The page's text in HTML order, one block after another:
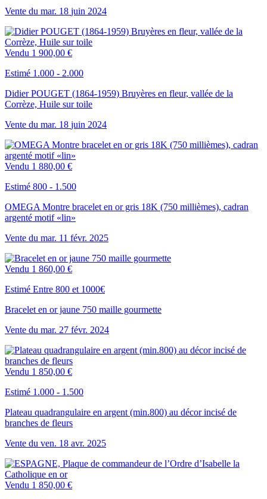
Vente du mar. 18 juin 2024
Vendu 1 900,00 €
Estimé 1.000 - 2.000
Didier POUGET (1864-1959) Bruyères en fleur, vallée de la
Corrèze, Huile sur toile
Vente du mar. 18 juin 2024
Vendu 1 880,00 €
Estimé 800 - 1.500
OMEGA Montre bracelet en or gris 18K (750 millièmes), cadran
argenté motif «lin»
Vente du mar. 11 févr. 2025
Vendu 1 860,00 €
Estimé Entre 800 et 1000€
Bracelet en or jaune 750 maille gourmette
Vente du mar. 27 févr. 2024
Vendu 1 850,00 €
Estimé 1.000 - 1.500
Plateau quadrangulaire en argent (min.800) au décor incisé de
branches de fleurs
Vente du ven. 18 avr. 2025
Vendu 1 850,00 €